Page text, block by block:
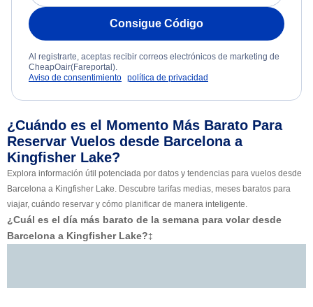
Consigue Código
Al registrarte, aceptas recibir correos electrónicos de marketing de
CheapOair(Fareportal).
Aviso de consentimiento política de privacidad
¿Cuándo es el Momento Más Barato Para
Reservar Vuelos desde Barcelona a
Kingfisher Lake?
Explora información útil potenciada por datos y tendencias para vuelos desde
Barcelona a Kingfisher Lake. Descubre tarifas medias, meses baratos para
viajar, cuándo reservar y cómo planificar de manera inteligente.
¿Cuál es el día más barato de la semana para volar desde
Barcelona a Kingfisher Lake?‡